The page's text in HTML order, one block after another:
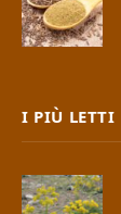
I PIÙ LETTI